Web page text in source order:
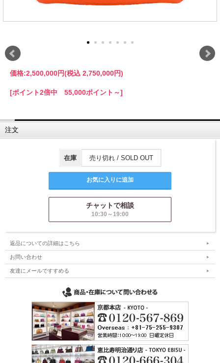
価格:2,500,000円(税込 2,750,000円)
[ポイント2倍中 55,000ポイント～]
注文
在庫 売り切れ / SOLD OUT
チャットで相談
10:30～19:00
返品についての詳細はこちら
お問い合わせ
友達にメールですすめる